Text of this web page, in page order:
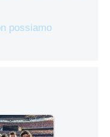
possiamo